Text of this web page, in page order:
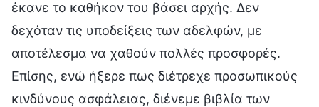
έκανε το καθήκον του βάσει αρχής. Δεν
δεχόταν τις υποδείξεις των αδελφών, με
αποτέλεσμα να χαθούν πολλές προσφορές.
Επίσης, ενώ ήξερε πως διέτρεχε προσωπικούς
κινδύνους ασφάλειας, διένεμε βιβλία των